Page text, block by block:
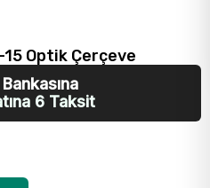
Optik Çerçeve
6 Taksit